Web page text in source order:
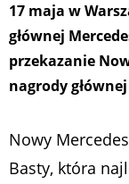
17 maja w
głównej
przekazanie
nagrody
Nowy
Basty, która